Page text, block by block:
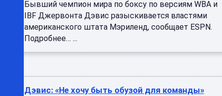
Бывший чемпион мира по боксу по версиям WBA и
IBF Джервонта Дэвис разыскивается властями
американского штата Мэриленд, сообщает ESPN.
Подробнее… ...
Дэвис: «Не хочу быть обузой для команды»